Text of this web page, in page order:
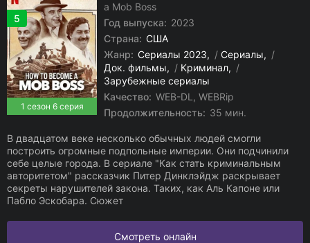
5
1 сезон 6 серия
a Mob Boss
Год выпуска: 2023
Страна: США
Жанр: Сериалы 2023 / Сериалы
/
Док. фильмы
/ Криминал
/
Зарубежные сериалы
Качество: WEB-DL, WEBRip
Продолжительность: 35 мин.
В двадцатом веке несколько обычных людей смогли
построить огромные подпольные империи. Они подчинили
себе целые города. В сериале "Как стать криминальным
авторитетом" рассказчик Питер Динклэйдж раскрывает
секреты нарушителей закона. Таких, как Аль Капоне или
Пабло Эскобара. Сюжет
Смотреть онлайн